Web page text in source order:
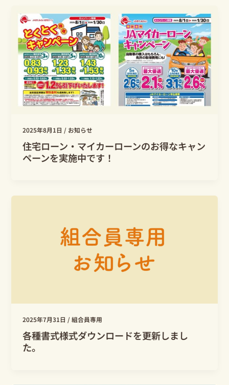
2025年8月1日 / お知らせ
住宅ローン・マイカーローンのお得なキャン
ペーンを実施中です！
2025年7月31日 /組合員専用
各種書式様式ダウンロードを更新しまし
た。